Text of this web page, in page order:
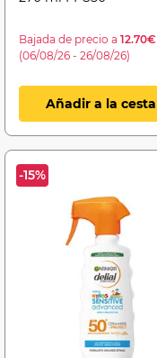
Bajada de precio a 12.70€
(06/08/26 - 26/08/26)
Añadir a la cesta
-15%